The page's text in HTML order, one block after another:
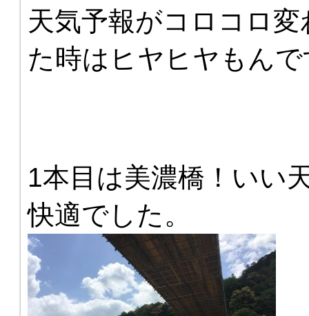
天気予報がコロコロ
た時はヒヤヒヤもん
1本目は美濃橋！いい
快適でした。